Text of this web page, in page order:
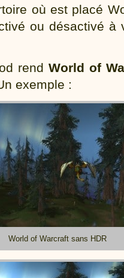
où est placé
ou désactivé à
rendWorld of
exemple :
World of Warcraft sans HDR